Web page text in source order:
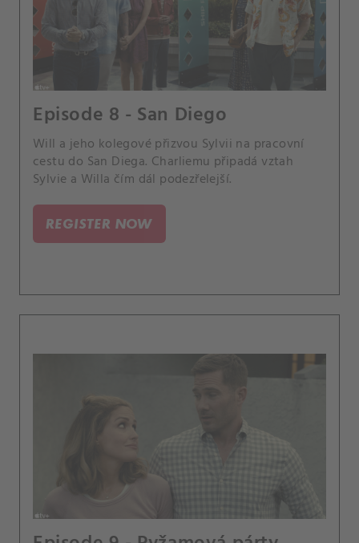
Episode 8 - San Diego
Will a jeho kolegové přizvou Sylvii na pracovní
cestu do San Diega. Charliemu připadá vztah
Sylvie a Willa čím dál podezřelejší.
REGISTER NOW